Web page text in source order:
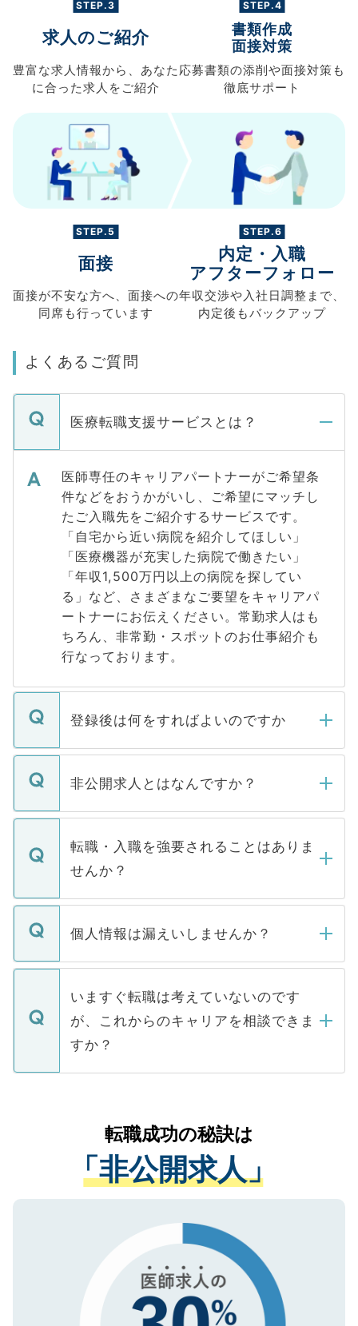
STEP.3
求人のご紹介
豊富な求人情報から、 あなた
に合った求人を ご紹介
STEP.4
書類作成
面接対策
応募書類の添削や面接対策も
徹底サポート
STEP.5
面接
面接が不安な方へ、 面接への
同席も行っています
STEP.6
内定・入職
アフターフォロー
年収交渉や入社日調整まで、
内定後もバックアップ
よくあるご質問
医療転職支援サービスとは？
医師専任のキャリアパートナーがご希望条
件などをおうかがいし、ご希望にマッチし
たご入職先をご紹介するサービスです。
「自宅から近い病院を紹介してほしい」
「医療機器が充実した病院で働きたい」
「年収1,500万円以上の病院を探してい
る」など、さまざまなご要望をキャリアパ
ートナーにお伝えください。常勤求人はも
ちろん、非常勤・スポットのお仕事紹介も
行なっております。
登録後は何をすればよいのですか
ご登録いただきましたら、弊社担当者がご
登録内容を確認し、その後メールもしくは
ます。通常、5営業日以内にはご連絡をせて
いただきますので、しばらくお待ちくださ
非公開求人とはなんですか？
マイナビDOCTORで取り扱っている求人の
うち約3割は、Webサイトからご覧いただ
けない「非公開求人」です。非公開求人は
下記の理由によって、一般には公開してい
ません。
■応募殺到を避けるため 人気のある医療機
関を公にしてしまうと、応募が殺到する場
に、医療機関が求める条件に合った人材の
みを人材紹介会社に依頼するケースが増え
ています。
転職・入職を強要されることはありま
せんか？
転職・入職を強要することは一切ありませ
ん。また、仮に応募先から内定をいただい
定を承諾する必要はありません。内定先へ
の辞退の連絡はキャリアパートナーが行い
個人情報は漏えいしませんか？
個人情報が漏えいすることはありませんの
で、ご安心ください。当サイトからの登録
などで収集したご登録者様の個人情報は、
ご本人のキャリアアップおよび転職活動の
支援を目的に使用いたします。お預かりし
ているすべての個人データはご本人の許可
は、個人情報の取り扱いについての厳密な
管理基準を満たした事業者のみに付与され
る、プライバシーマークを取得済みです。
で、機密保持に関してもご安心ください。
いますぐ転職は考えていないのです
が、これからのキャリアを相談できま
すか？
かがいして、現在の医療機関の状況や紹介
経験をまじえながら、適切なアドバイスを
させていただきます。すぐにご転職をされ
ない方には、長期的なサポートが可能です
ので、まずはご登録ください。
転職成功の秘訣は
「非公開求人」